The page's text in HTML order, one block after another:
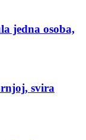
jedna osoba,
svira